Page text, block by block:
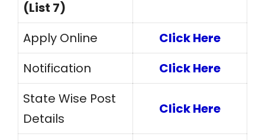
(List 7)
Apply Online
Click Here
Notification
Click Here
State Wise Post
Details
Click Here